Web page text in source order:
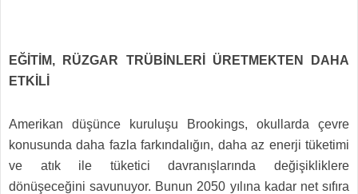
EĞİTİM, RÜZGAR TRÜBİNLERİ ÜRETMEKTEN DAHA
ETKİLİ
Amerikan düşünce kuruluşu Brookings, okullarda çevre
konusunda daha fazla farkındalığın, daha az enerji tüketimi
ve atık ile tüketici davranışlarında değişikliklere
dönüşeceğini savunuyor. Bunun 2050 yılına kadar net sıfıra